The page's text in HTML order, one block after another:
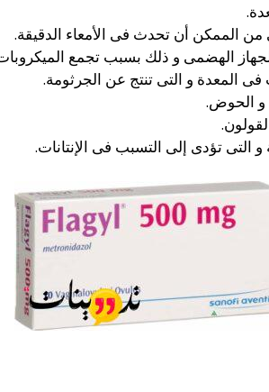
من الممكن أن تحدث فى الأمعاء الدقيقة.
الهضمى و ذلك بسبب تجمع
المعدة و التى تنتج عن الجرثومة.
و الحوض.
التى تؤدى إلى التسبب فى الإنتانات.